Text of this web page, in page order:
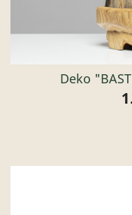
Deko